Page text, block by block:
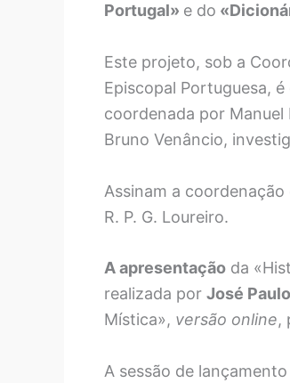
Portugal» e do
Este projeto, sob a
Episcopal Portuguesa,
coordenada por
Bruno Venâncio,
Assinam a
R. P. G. Loureiro.
A apresentação da
realizada por José
Mística», versão online,
A sessão de